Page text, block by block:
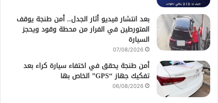
بعد انتشار فيديو أثار الجدل.. أمن طنجة يوقف
المتورطين في الفرار من محطة وقود ويحجز
السيارة
07/08/2026
أمن طنجة يحقق في اختفاء سيارة كراء بعد
تفكيك جهاز “GPS” الخاص بها
06/08/2026